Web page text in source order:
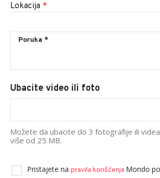
Lokacija *
Ubacite video ili foto
Možete da ubacite do 3 fotografije ili
više od 25 MB.
Pristajete na pravila korišćenja Mondo